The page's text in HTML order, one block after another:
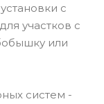
с
участков с
или
систем -